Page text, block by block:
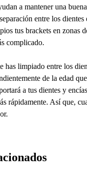
a mantener una
entre los dientes
tus brackets en zonas
complicado.
has limpiado entre los
de la edad
a tus dientes y
rápidamente. Así que,